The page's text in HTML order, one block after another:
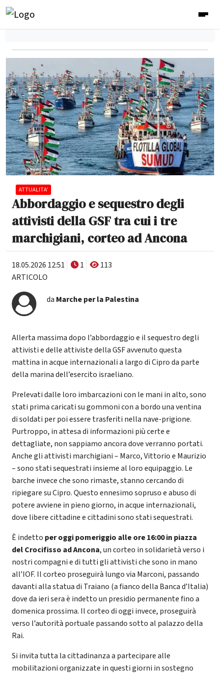
ATTUALITA'
Abbordaggio e sequestro degli
attivisti della GSF tra cui i tre
marchigiani, corteo ad Ancona
18.05.2026 12:51 1
113
ARTICOLO
da Marche per la Palestina
Allerta massima dopo l’abbordaggio e il sequestro degli
attivisti e delle attiviste della GSF avvenuto questa
mattina in acque internazionali a largo di Cipro da parte
della marina dell’esercito israeliano.
Prelevati dalle loro imbarcazioni con le mani in alto, sono
stati prima caricati su gommoni con a bordo una ventina
di soldati per poi essere trasferiti nella nave-prigione.
Purtroppo, in attesa di informazioni più certe e
dettagliate, non sappiamo ancora dove verranno portati.
Anche gli attivisti marchigiani – Marco, Vittorio e Maurizio
– sono stati sequestrati insieme al loro equipaggio. Le
barche invece che sono rimaste, stanno cercando di
ripiegare su Cipro. Questo ennesimo sopruso e abuso di
potere avviene in pieno giorno, in acque internazionali,
dove libere cittadine e cittadini sono stati sequestrati.
È indetto per oggi pomeriggio alle ore 16:00 in piazza
del Crocifisso ad Ancona, un corteo in solidarietà verso i
nostri compagni e di tutti gli attivisti che sono in mano
all’IOF. Il corteo proseguirà lungo via Marconi, passando
davanti alla statua di Traiano (a fianco della Banca d’Italia)
dove da ieri sera è indetto un presidio permanente fino a
domenica prossima. Il corteo di oggi invece, proseguirà
verso l’autorità portuale passando sotto al palazzo della
Rai.
Si invita tutta la cittadinanza a partecipare alle
mobilitazioni organizzate in questi giorni in sostegno